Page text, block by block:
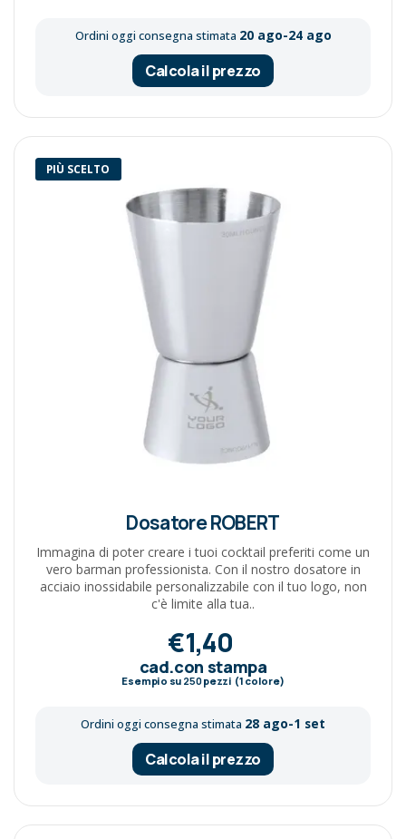
Ordini oggi consegna stimata 20 ago-24 ago
Calcola il prezzo
PIÙ SCELTO
Dosatore ROBERT
Immagina di poter creare i tuoi cocktail preferiti come un
vero barman professionista. Con il nostro dosatore in
acciaio inossidabile personalizzabile con il tuo logo, non
c'è limite alla tua..
€1,40
cad.con stampa
Esempio su 250pezzi (1 colore)
Ordini oggi consegna stimata 28 ago-1 set
Calcola il prezzo